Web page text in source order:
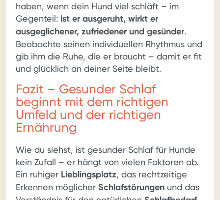
haben, wenn dein Hund viel schläft – im
Gegenteil: ist er ausgeruht, wirkt er
ausgeglichener, zufriedener und gesünder.
Beobachte seinen individuellen Rhythmus und
gib ihm die Ruhe, die er braucht – damit er fit
und glücklich an deiner Seite bleibt.
Fazit – Gesunder Schlaf
beginnt mit dem richtigen
Umfeld und der richtigen
Ernährung
Wie du siehst, ist gesunder Schlaf für Hunde
kein Zufall – er hängt von vielen Faktoren ab.
Ein ruhiger Lieblingsplatz, das rechtzeitige
Erkennen möglicher Schlafstörungen und das